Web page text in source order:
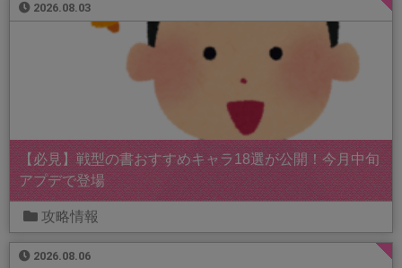
2026.08.03
【必見】戦型の書おすすめキャラ18選が公開！今月中旬
アプデで登場
攻略情報
2026.08.06